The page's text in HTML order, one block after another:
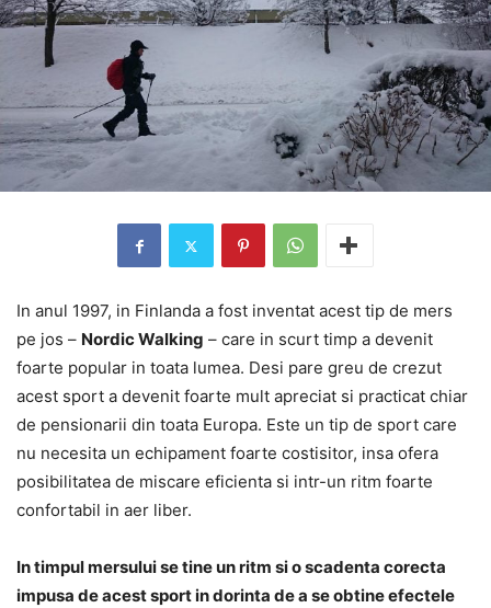
In anul 1997, in Finlanda a fost inventat acest tip de mers
pe jos – Nordic Walking – care in scurt timp a devenit
foarte popular in toata lumea. Desi pare greu de crezut
acest sport a devenit foarte mult apreciat si practicat chiar
de pensionarii din toata Europa. Este un tip de sport care
nu necesita un echipament foarte costisitor, insa ofera
posibilitatea de miscare eficienta si intr-un ritm foarte
confortabil in aer liber.
In timpul mersului se tine un ritm si o scadenta corecta
impusa de acest sport in dorinta de a se obtine efectele